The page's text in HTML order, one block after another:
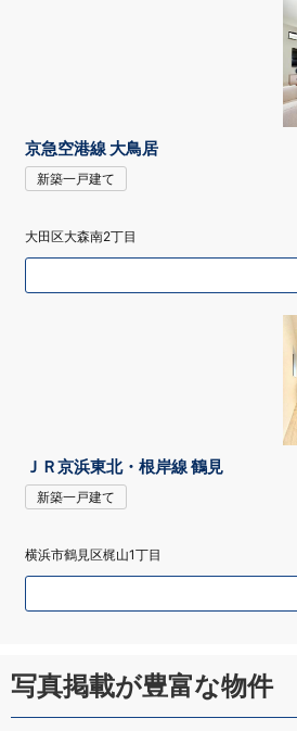
京急空港線 大鳥居
新築一戸建て
大田区大森南2丁目
ＪＲ京浜東北・根岸線 鶴見
新築一戸建て
横浜市鶴見区梶山1丁目
写真掲載が豊富な物件